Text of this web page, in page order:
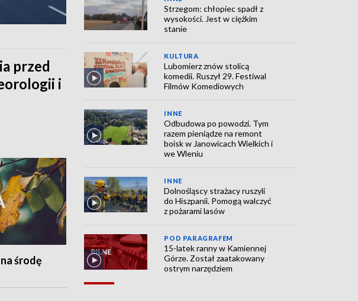
przed
i
środę
Strzegom: chłopiec spadł z
wysokości. Jest w ciężkim
stanie
KULTURA
Lubomierz znów stolicą
komedii. Ruszył 29. Festiwal
Filmów Komediowych
INNE
Odbudowa po powodzi. Tym
razem pieniądze na remont
boisk w Janowicach Wielkich i
we Wleniu
INNE
Dolnośląscy strażacy ruszyli
do Hiszpanii. Pomogą walczyć
z pożarami lasów
POD PARAGRAFEM
15-latek ranny w Kamiennej
Górze. Został zaatakowany
ostrym narzędziem